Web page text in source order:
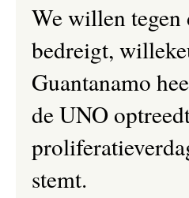
We willen tegen
bedreigt,
Guantanamo
de UNO
stemt.